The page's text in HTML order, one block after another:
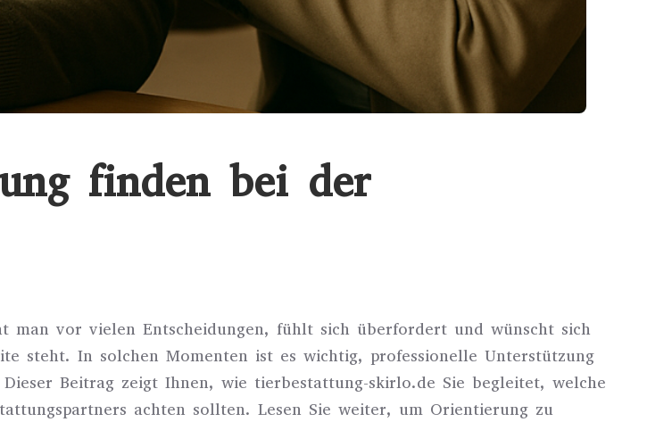
finden bei der
vor vielen Entscheidungen, fühlt sich überfordert und wünscht sich
steht. In solchen Momenten ist es wichtig, professionelle Unterstützung
Beitrag zeigt Ihnen, wie tierbestattung-skirlo.de Sie begleitet, welche
achten sollten. Lesen Sie weiter, um Orientierung zu